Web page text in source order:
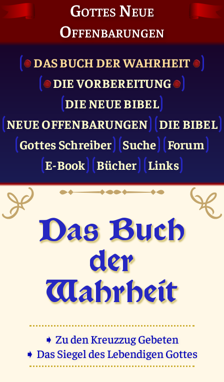
Gottes Neue
Offenbarungen
DAS BUCH DER WAHRHEIT
DIE VOR­BEREITUNG
DIE NEUE BIBEL
NEUE OFFENBARUNGEN
DIE BIBEL
Gottes Schreiber
Suche
Forum
E-Book
Bücher Links
Das Buch
der
Wahrheit
➧ Zu den Kreuzzug Gebeten
➧ Das Siegel des Lebendigen Gottes